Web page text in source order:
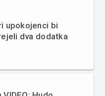
upokojenci bi
dva dodatka